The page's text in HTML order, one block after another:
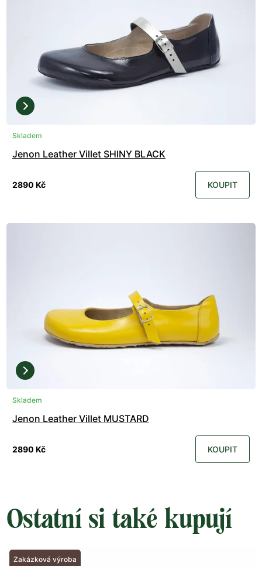
Skladem
Jenon Leather Villet SHINY BLACK
2890 Kč KOUPIT
Skladem
Jenon Leather Villet MUSTARD
2890 Kč KOUPIT
Ostatní si také kupují
Zakázková výroba